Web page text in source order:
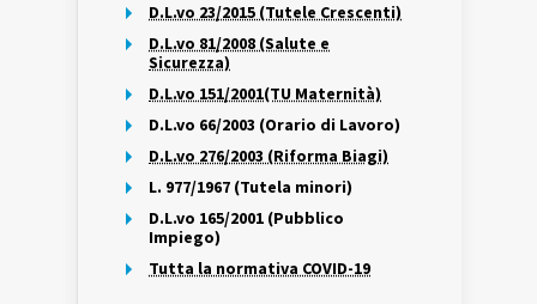
D.L.vo 23/2015 (Tutele Crescenti)
D.L.vo 81/2008 (Salute e
Sicurezza)
D.L.vo 151/2001(TU Maternità)
D.L.vo 66/2003 (Orario di Lavoro)
D.L.vo 276/2003 (Riforma Biagi)
L. 977/1967 (Tutela minori)
D.L.vo 165/2001 (Pubblico
Impiego)
Tutta la normativa COVID-19